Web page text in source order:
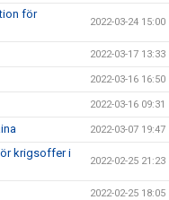
för
2022-03-24 15:00
2022-03-17 13:33
2022-03-16 16:50
2022-03-16 09:31
2022-03-07 19:47
krigsoffer i
2022-02-25 21:23
2022-02-25 18:05